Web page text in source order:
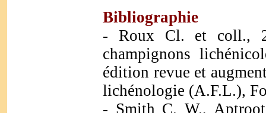
Bibliographie
- Roux Cl. et coll.,
champignons
édition revue et
lichénologie (A.F.L.),
- Smith C. W.,